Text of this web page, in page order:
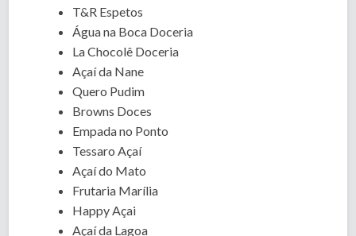
T&R Espetos
Água na Boca Doceria
La Chocolê Doceria
Açaí da Nane
Quero Pudim
Browns Doces
Empada no Ponto
Tessaro Açaí
Açaí do Mato
Frutaria Marília
Happy Açai
Açaí da Lagoa